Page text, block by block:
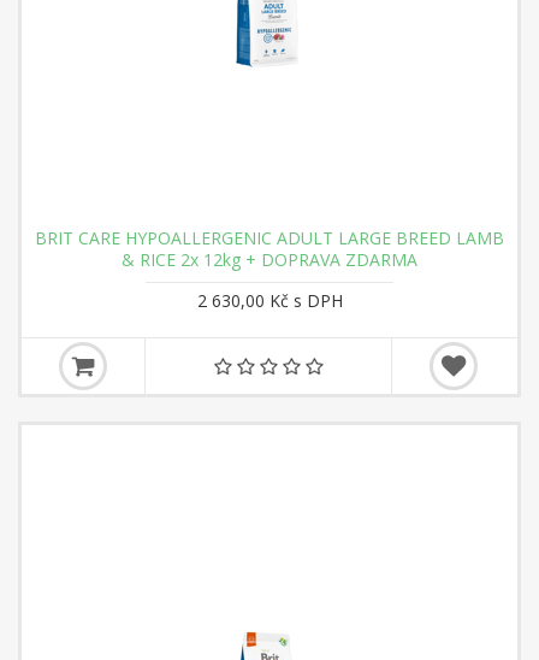
BRIT CARE HYPOALLERGENIC ADULT LARGE BREED LAMB
& RICE 2x 12kg + DOPRAVA ZDARMA
2 630,00 Kč s DPH